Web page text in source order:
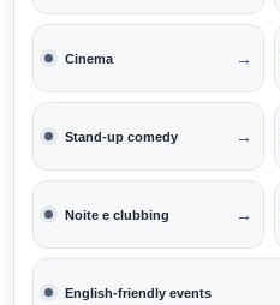
Cinema →
Stand-up comedy →
Noite e clubbing →
English-friendly events